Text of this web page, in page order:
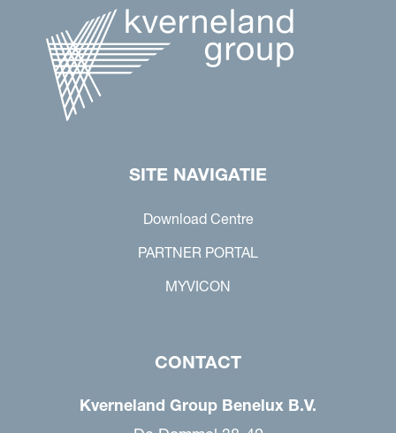
SITE NAVIGATIE
Download Centre
PARTNER PORTAL
MYVICON
CONTACT
Kverneland Group Benelux B.V.